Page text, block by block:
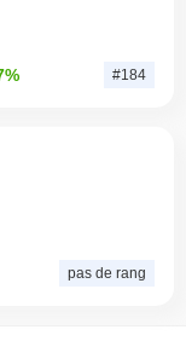
#184
pas de rang